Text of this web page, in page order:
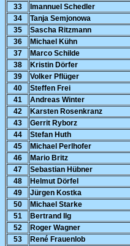
33
Imannuel Schedler
34
Tanja Semjonowa
35
Sascha Ritzmann
36
Michael Kühn
37
Marco Schilde
38
Kristin Dörfer
39
Volker Pflüger
40
Steffen Frei
41
Andreas Winter
42
Karsten Rosenkranz
43
Gerrit Ryborz
44
Stefan Huth
45
Michael Perlhofer
46
Mario Britz
47
Sebastian Hübner
48
Helmut Dörfel
49
Jürgen Kostka
50
Michael Starke
51
Bertrand Ilg
52
Roger Wagner
53
René Frauenlob